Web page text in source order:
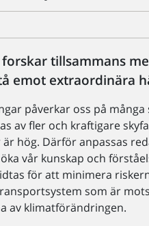
tillsammans
emot extraordinära
påverkar oss på
av fler och kraftigare
hög. Därför anpassas
vår kunskap och
för att minimera
som är
av klimatförändringen.